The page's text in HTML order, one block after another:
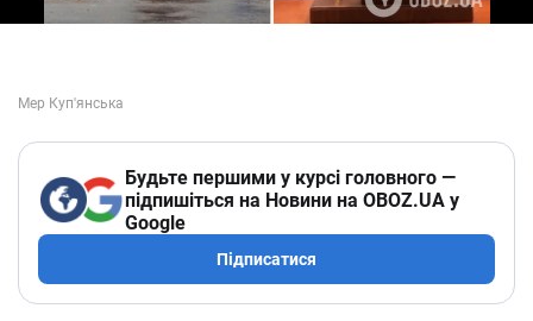
Будьте першими у курсі головного —
підпишіться на Новини на OBOZ.UA у
Google
Підписатися